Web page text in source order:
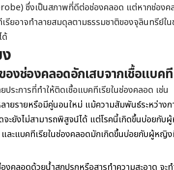
ซึ่งเป็นสภาพที่ดีต่อช่องคลอด แต่หากช่องค
รียอาจทำลายสมดุลตามธรรมชาติของจุลินทรีย์ใ
ด้
องช่องคลอดอักเสบจากเชื้อแบคที
ประการที่ทำให้ติดเชื้อแบคทีเรียในช่องคลอด เช่น
ายรายหรือมีคู่นอนใหม่ แม้ความสัมพันธ์ระหว่าง
จะยังไม่สามารถพิสูจน์ได้ แต่โรคนี้เกิดขึ้นบ่อยกั
ละแบคทีเรียในช่องคลอดมักเกิดขึ้นบ่อยกับผู้ห